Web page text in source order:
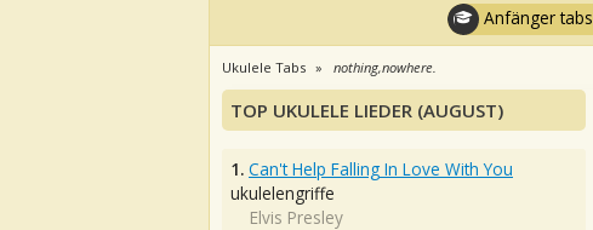
Anfänger tabs
Ukulele Tabs nothing,nowhere.
TOP UKULELE LIEDER (AUGUST)
1. Can't Help Falling In Love With You
ukulelengriffe
Elvis Presley